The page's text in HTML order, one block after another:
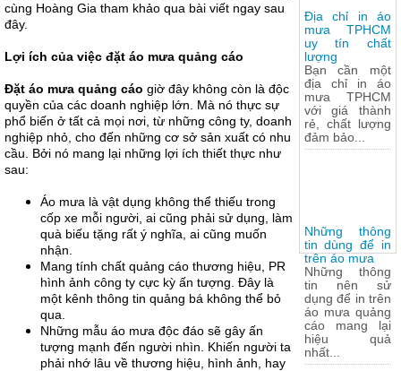
cùng Hoàng Gia tham khảo qua bài viết ngay sau
đây.
Lợi ích của việc đặt áo mưa quảng cáo
Đặt áo mưa quảng cáo giờ đây không còn là độc
quyền của các doanh nghiệp lớn. Mà nó thực sự
phổ biến ở tất cả mọi nơi, từ những công ty, doanh
nghiệp nhỏ, cho đến những cơ sở sản xuất có nhu
cầu. Bởi nó mang lại những lợi ích thiết thực như
sau:
Áo mưa là vật dụng không thể thiếu trong
cốp xe mỗi người, ai cũng phải sử dụng, làm
quà biếu tặng rất ý nghĩa, ai cũng muốn
nhận.
Mang tính chất quảng cáo thương hiệu, PR
hình ảnh công ty cực kỳ ấn tượng. Đây là
một kênh thông tin quảng bá không thể bỏ
qua.
Những mẫu áo mưa độc đáo sẽ gây ấn
tượng mạnh đến người nhìn. Khiến người ta
phải nhớ lâu về thương hiệu, hình ảnh, hay
Địa chỉ in áo
mưa TPHCM
uy tín chất
lượng
Bạn cần một
địa chỉ in áo
mưa TPHCM
với giá thành
rẻ, chất lượng
đảm bảo...
Những thông
tin dùng để in
trên áo mưa
Những thông
tin nên sử
dụng để in trên
áo mưa quảng
cáo mang lại
hiệu quả
nhất...